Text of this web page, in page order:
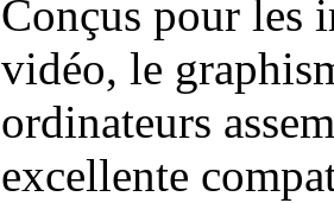
Conçus pour les
vidéo, le
ordinateurs
excellente